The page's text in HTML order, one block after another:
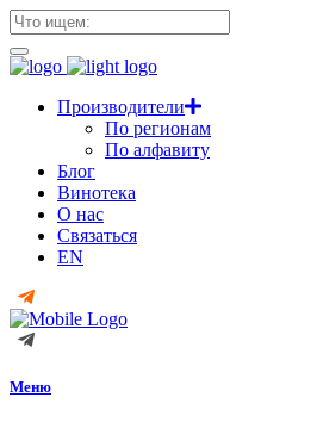
Производители
По регионам
По алфавиту
Блог
Винотека
О нас
Связаться
EN
Меню